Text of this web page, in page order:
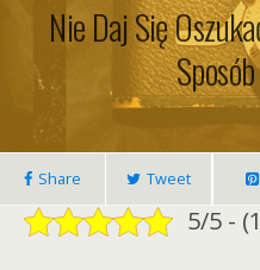
Nie Daj Się
Sposób
Share Tweet
5/5 -